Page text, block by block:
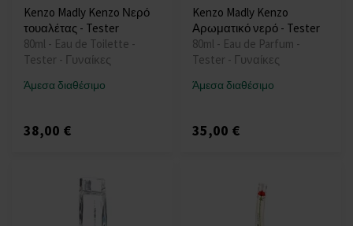
Kenzo Madly Kenzo Νερό
τουαλέτας - Tester
80ml - Eau de Toilette -
Tester - Γυναίκες
Άμεσα διαθέσιμο
38,00 €
Kenzo Madly Kenzo
Αρωματικό νερό - Tester
80ml - Eau de Parfum -
Tester - Γυναίκες
Άμεσα διαθέσιμο
35,00 €